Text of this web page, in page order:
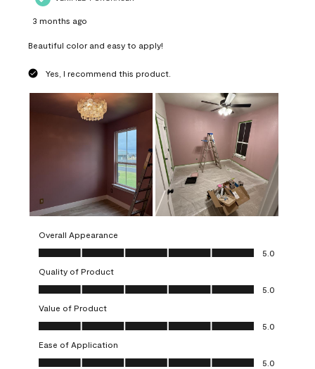
3 months ago
Beautiful color and easy to apply!
Yes, I recommend this product.
Overall Appearance
Overall Appearance, 5.0 out of 5
5.0
Quality of Product
Quality of Product, 5.0 out of 5
5.0
Value of Product
Value of Product, 5.0 out of 5
5.0
Ease of Application
Ease of Application, 5.0 out of 5
5.0